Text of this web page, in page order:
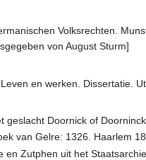
Volksrechten.
von August Sturm]
en werken. Dissertatie.
geslacht Doornick of
van Gelre: 1326. Haarlem
en Zutphen uit het